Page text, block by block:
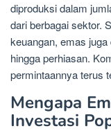
diproduksi dalam
dari berbagai sektor.
keuangan, emas
hingga perhiasan.
permintaannya terus
Mengapa
Investasi